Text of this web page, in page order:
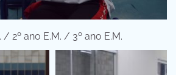
/ 2º ano E.M. / 3º ano E.M.